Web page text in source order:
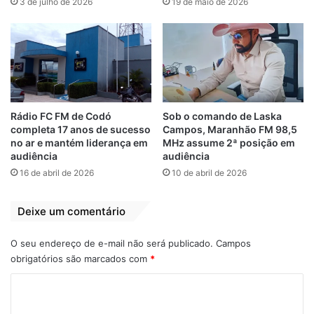
Apoio Marquinhos Osmar Filho
Rádio FC FM de Codó
completa 17 anos de sucesso
no ar e mantém liderança em
audiência
16 de abril de 2026
Sob o comando de Laska
Campos, Maranhão FM 98,5
MHz assume 2ª posição em
audiência
10 de abril de 2026
Deixe um comentário
O seu endereço de e-mail não será publicado. Campos
obrigatórios são marcados com *